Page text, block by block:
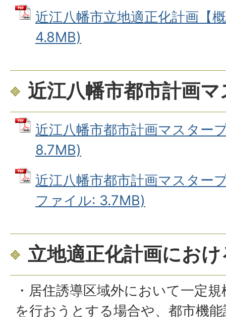
近江八幡市立地適正化計画【
4.8MB)
近江八幡市都市計画
近江八幡市都市計画マスター
8.7MB)
近江八幡市都市計画マスター
ファイル: 3.7MB)
立地適正化計画にお
・居住誘導区域外において一定
を行おうとする場合や、都市機